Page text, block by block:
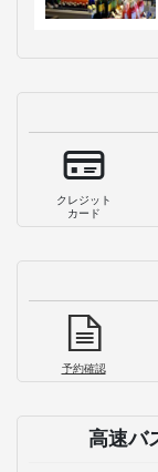
クレジット
カード
予約確認
高速バ